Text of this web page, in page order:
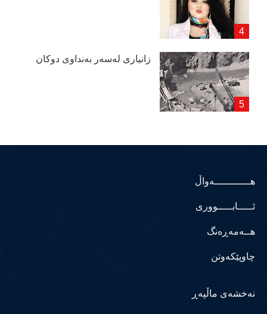
زانیاری لەسەر بەنداوی دوكان
هــــــــــــەواڵ
ئـــــابـــــووری
هــەمەڕەنگ
چاوپێکەوتن
نەخشەی ماڵپەڕ